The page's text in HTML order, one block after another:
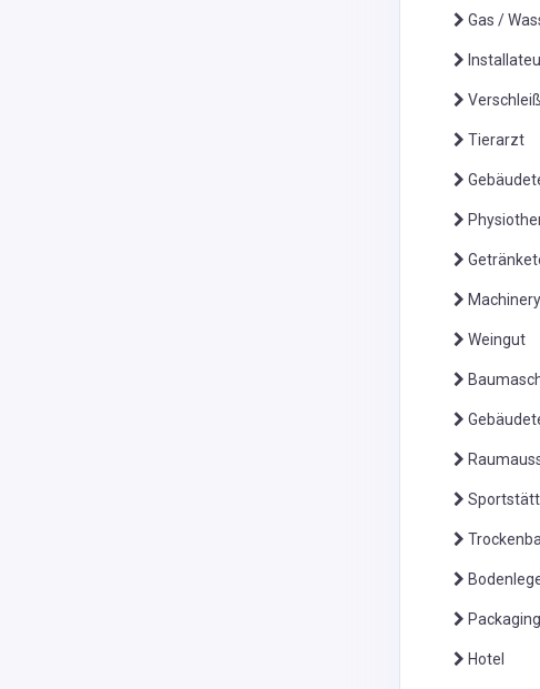
Gas /
Tierarzt
Machinery
Weingut
Packaging
Hotel